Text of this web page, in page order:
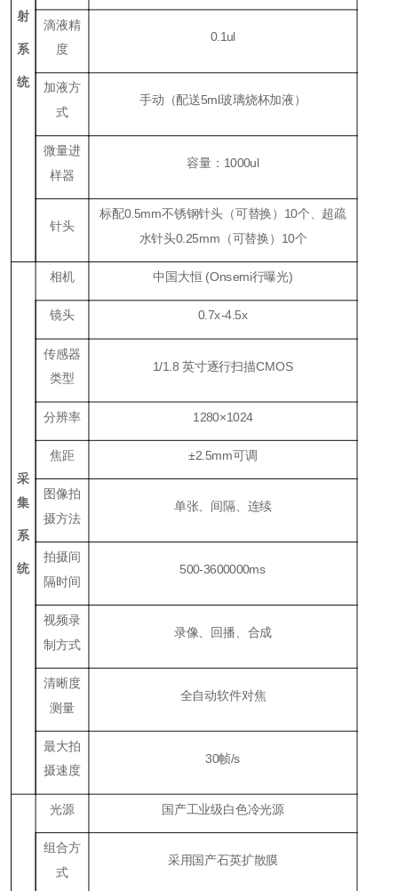
射
系
统
滴液精
度
0.1ul
加液方
式
手动（配送5ml玻璃烧杯加液）
微量进
样器
容量： 1000ul
针头
标配0.5mm不锈钢针头（可替换） 10个、超疏
水针头0.25mm （可替换） 10个
采
集
系
统
相机 中国大恒 (Onsemi行曝光)
镜头 0.7x-4.5x
传感器
类型
1/1.8 英寸逐行扫描CMOS
分辨率 1280×1024
焦距 ±2 .5mm可调
图像拍
摄方法
单张、间隔、连续
拍摄间
隔时间
500-3600000ms
视频录
制方式
录像、回播、合成
清晰度
测量
全自动软件对焦
最大拍
摄速度
30帧/s
光源 国产工业级白色冷光源
组合方
式
采用国产石英扩散膜